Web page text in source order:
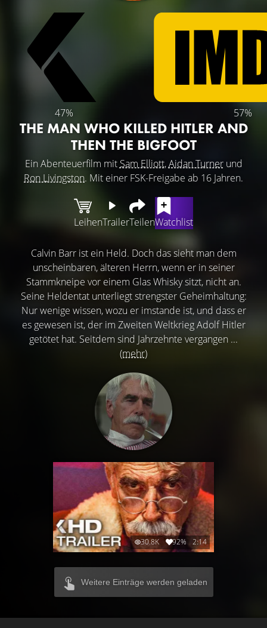
47% 57%
THE MAN WHO KILLED HITLER AND
THEN THE BIGFOOT
Ein Abenteuerfilm mit Sam Elliott,Aidan Turnerund
Ron Livingston. Mit einer FSK-Freigabe ab 16 Jahren.
LeihenTrailerTeilenWatchlist
Calvin Barr ist ein Held. Doch das sieht man dem
unscheinbaren, älteren Herrn, wenn er in seiner
Stammkneipe vor einem Glas Whisky sitzt, nicht an.
Seine Heldentat unterliegt strengster Geheimhaltung:
Nur wenige wissen, wozu er imstande ist, und dass er
es gewesen ist, der im Zweiten Weltkrieg Adolf Hitler
getötet hat. Seitdem sind Jahrzehnte vergangen ...
(mehr)
30.8K 92% 2:14
Weitere Einträge werden geladen